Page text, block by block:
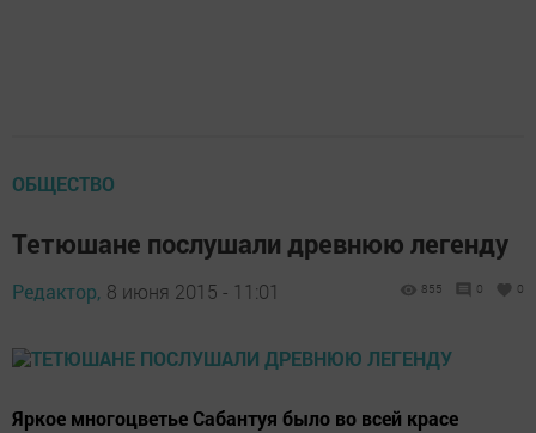
ОБЩЕСТВО
Тетюшане послушали древнюю легенду
Редактор, 8 июня 2015 - 11:01 855 0 0
Яркое многоцветье Сабантуя было во всей красе